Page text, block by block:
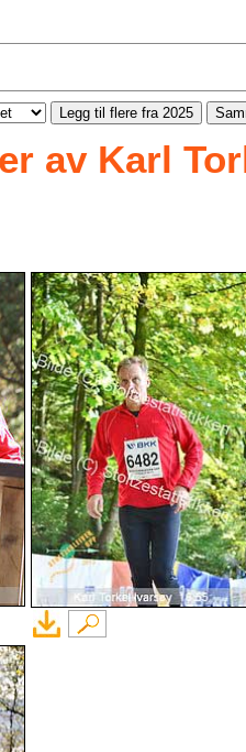
Legg til flere fra 2025
av Karl